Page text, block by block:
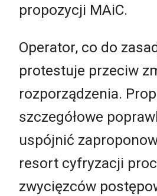
propozycji MAiC.
Operator, co do
protestuje przeciw
rozporządzenia.
szczegółowe
uspójnić
resort cyfryzacji
zwycięzców